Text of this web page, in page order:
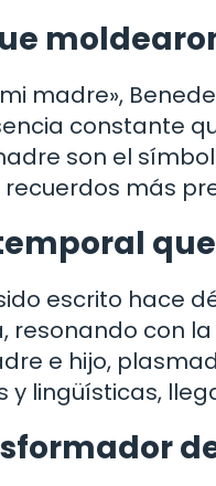
mi madre»,
constante
son el
más
escrito hace
resonando con
e hijo,
y lingüísticas,